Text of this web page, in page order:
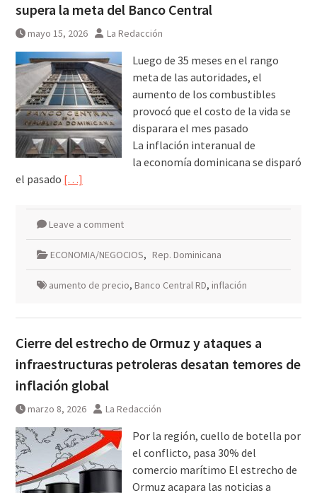
supera la meta del Banco Central
mayo 15, 2026 La Redacción
Luego de 35 meses en el rango
meta de las autoridades, el
aumento de los combustibles
provocó que el costo de la vida se
disparara el mes pasado
La inflación interanual de
la economía dominicana se disparó
el pasado […]
Leave a comment
ECONOMIA/NEGOCIOS, Rep. Dominicana
aumento de precio, Banco Central RD, inflación
Cierre del estrecho de Ormuz y ataques a
infraestructuras petroleras desatan temores de
inflación global
marzo 8, 2026 La Redacción
Por la región, cuello de botella por
el conflicto, pasa 30% del
comercio marítimo El estrecho de
Ormuz acapara las noticias a